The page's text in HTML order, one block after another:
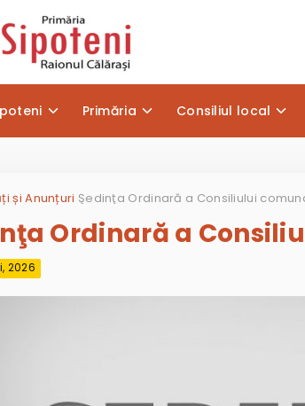
Primăria Consiliul local
și Anunțuri
Ordinară a
2026